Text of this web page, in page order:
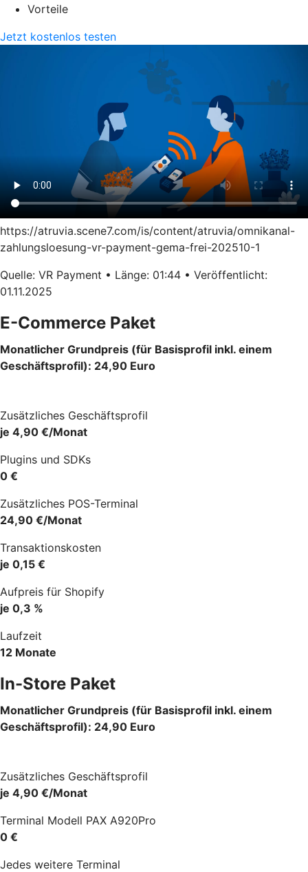
Vorteile
Jetzt kostenlos testen
https://atruvia.scene7.com/is/content/atruvia/omnikanal-
zahlungsloesung-vr-payment-gema-frei-202510-1
Quelle: VR Payment • Länge: 01:44 • Veröffentlicht:
01.11.2025
E-Commerce Paket
Monatlicher Grundpreis (für Basisprofil inkl. einem
Geschäftsprofil): 24,90 Euro
Zusätzliches Geschäftsprofil
je 4,90 €/Monat
Plugins und SDKs
0 €
Zusätzliches POS-Terminal
24,90 €/Monat
Transaktionskosten
je 0,15 €
Aufpreis für Shopify
je 0,3 %
Laufzeit
12 Monate
In-Store Paket
Monatlicher Grundpreis (für Basisprofil inkl. einem
Geschäftsprofil): 24,90 Euro
Zusätzliches Geschäftsprofil
je 4,90 €/Monat
Terminal Modell PAX A920Pro
0 €
Jedes weitere Terminal